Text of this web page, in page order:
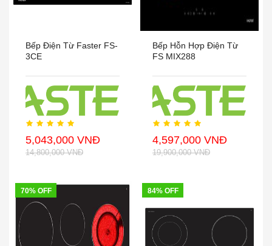
Bếp Điện Từ Faster FS-
3CE
5,043,000 VNĐ
14,800,000 VNĐ
Bếp Hỗn Hợp Điện Từ
FS MIX288
4,597,000 VNĐ
19,900,000 VNĐ
70% OFF 84% OFF